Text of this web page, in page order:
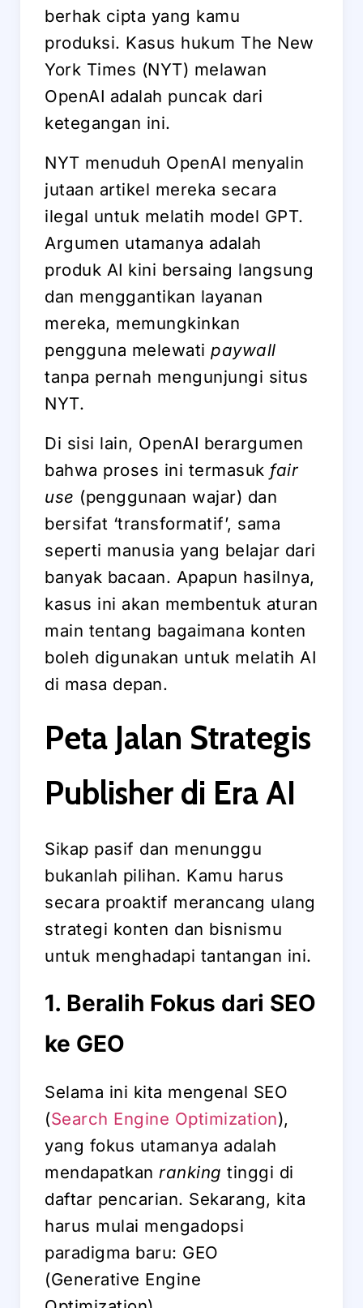
berhak cipta yang kamu
produksi. Kasus hukum The New
York Times (NYT) melawan
OpenAI adalah puncak dari
ketegangan ini.
NYT menuduh OpenAI menyalin
jutaan artikel mereka secara
ilegal untuk melatih model GPT.
Argumen utamanya adalah
produk AI kini bersaing langsung
dan menggantikan layanan
mereka, memungkinkan
pengguna melewati paywall
tanpa pernah mengunjungi situs
NYT.
Di sisi lain, OpenAI berargumen
bahwa proses ini termasuk fair
use (penggunaan wajar) dan
bersifat ‘transformatif’, sama
seperti manusia yang belajar dari
banyak bacaan. Apapun hasilnya,
kasus ini akan membentuk aturan
main tentang bagaimana konten
boleh digunakan untuk melatih AI
di masa depan.
Peta Jalan Strategis
Publisher di Era AI
Sikap pasif dan menunggu
bukanlah pilihan. Kamu harus
secara proaktif merancang ulang
strategi konten dan bisnismu
untuk menghadapi tantangan ini.
1. Beralih Fokus dari SEO
ke GEO
Selama ini kita mengenal SEO
(Search Engine Optimization),
yang fokus utamanya adalah
mendapatkan ranking tinggi di
daftar pencarian. Sekarang, kita
harus mulai mengadopsi
paradigma baru: GEO
(Generative Engine